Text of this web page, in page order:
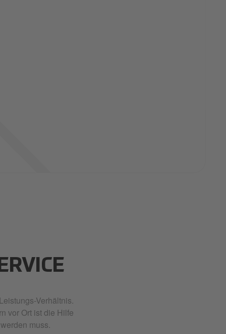
Verhältnis.
vor Ort ist die Hilfe
muss.